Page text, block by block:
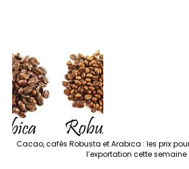
Cacao, cafés Robusta et Arabica : les prix
l’exportation cette semaine